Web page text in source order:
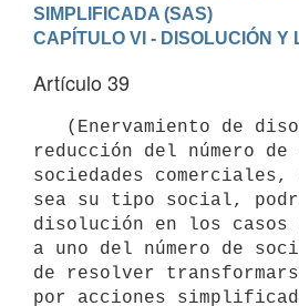
SIMPLIFICADA (SAS)
CAPÍTULO VI - DISOLUCIÓN Y
Artículo 39
reducción del número
sociedades comerciales,
sea su tipo social,
disolución en los casos
a uno del número de
de resolver
por acciones